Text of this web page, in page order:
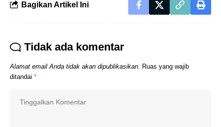
Bagikan Artikel Ini
Tidak ada komentar
Alamat email Anda tidak akan dipublikasikan.
Ruas yang wajib
ditandai *